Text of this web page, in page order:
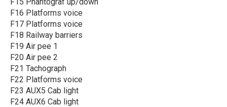
F16 Platforms voice
F17 Platforms voice
F18 Railway barriers
F19 Air pee 1
F20 Air pee 2
F21 Tachograph
F22 Platforms voice
F23 AUX5 Cab light
F24 AUX6 Cab light